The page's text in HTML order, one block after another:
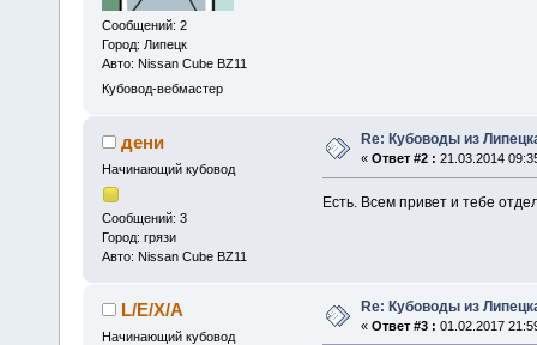
Сообщений: 2
Город: Липецк
Авто: Nissan Cube BZ11
Кубовод-вебмастер
дени
Начинающий кубовод
Сообщений: 3
Город: грязи
Авто: Nissan Cube BZ11
Re: Кубоводы из
« Ответ #2 : 21.03.2014
Есть. Всем привет и тебе
L/E/X/A
Начинающий кубовод
Re: Кубоводы из
« Ответ #3 : 01.02.2017